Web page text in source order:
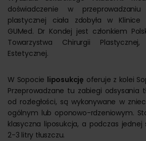
doświadczenie w
plastycznej ciała zdobyła w Klinice
GUMed. Dr Kondej jest członkiem
Towarzystwa Chirurgii
Estetycznej.
W Sopocie liposukcję oferuje z kolei
Przeprowadzane tu zabiegi odsysania
od rozległości, są wykonywane w
ogólnym lub oponowo-rdzeniowym.
klasyczna liposukcja, a podczas
2-3 litry tłuszczu.